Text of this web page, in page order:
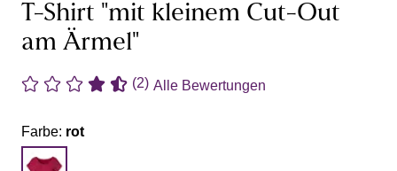
T-Shirt "mit kleinem Cut-Out
am Ärmel"
(2) Alle Bewertungen
Farbe: rot